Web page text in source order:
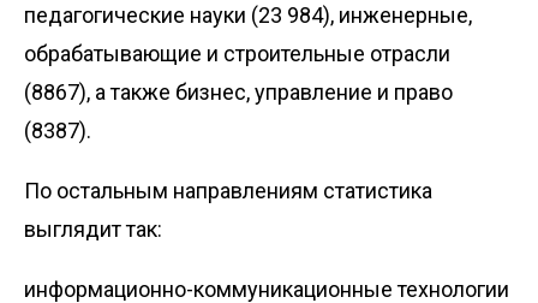
педагогические науки (23 984), инженерные,
обрабатывающие и строительные отрасли
(8867), а также бизнес, управление и право
(8387).
По остальным направлениям статистика
выглядит так:
информационно-коммуникационные технологии